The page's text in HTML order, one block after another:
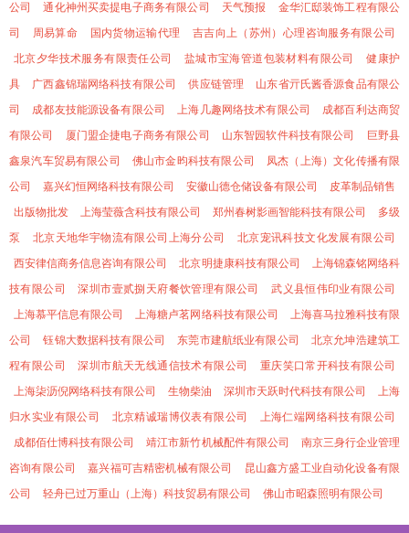
公司
通化神州买卖提电子商务有限公司 天气预报
金华汇邸装饰工程有限公
司
周易算命 国内货物运输代理
吉吉向上（苏州）心理咨询服务有限公司
北京夕华技术服务有限责任公司
盐城市宝海管道包装材料有限公司
健康护
具
广西鑫锦瑞网络科技有限公司 供应链管理
山东省亓氏酱香源食品有限公
司
成都友技能源设备有限公司 上海几趣网络技术有限公司
成都百利达商贸
有限公司
厦门盟企捷电子商务有限公司 山东智园软件科技有限公司
巨野县
鑫泉汽车贸易有限公司
佛山市金昀科技有限公司
凤杰（上海）文化传播有限
公司
嘉兴幻恒网络科技有限公司 安徽山德仓储设备有限公司
皮革制品销售
出版物批发
上海莹薇含科技有限公司 郑州春树影画智能科技有限公司
多级
泵
北京天地华宇物流有限公司上海分公司
北京宠讯科技文化发展有限公司
西安律信商务信息咨询有限公司
北京明捷康科技有限公司
上海锦森铭网络科
技有限公司
深圳市壹贰捌天府餐饮管理有限公司
武义县恒伟印业有限公司
上海慕平信息有限公司
上海糖卢茗网络科技有限公司
上海喜马拉雅科技有限
公司
钰锦大数据科技有限公司 东莞市建航纸业有限公司
北京允坤浩建筑工
程有限公司
深圳市航天无线通信技术有限公司
重庆笑口常开科技有限公司
上海柒沥倪网络科技有限公司
生物柴油 深圳市天跃时代科技有限公司
上海
归水实业有限公司
北京精诚瑞博仪表有限公司
上海仁端网络科技有限公司
成都佰仕博科技有限公司
靖江市新竹机械配件有限公司
南京三身行企业管理
咨询有限公司
嘉兴福可吉精密机械有限公司
昆山鑫方盛工业自动化设备有限
公司
轻舟已过万重山（上海）科技贸易有限公司 佛山市昭森照明有限公司